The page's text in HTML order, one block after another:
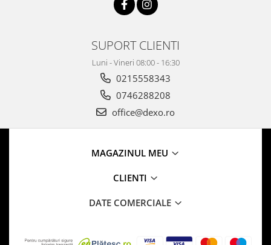
SUPORT CLIENTI
Luni - Vineri 08:00 - 16:30
0215558343
0746288208
office@dexo.ro
MAGAZINUL MEU
CLIENTI
DATE COMERCIALE